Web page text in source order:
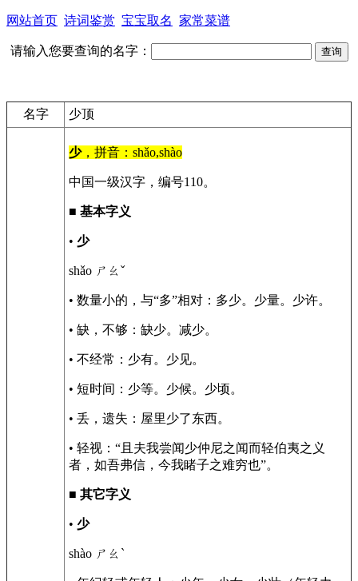
网站首页 诗词鉴赏 宝宝取名 家常菜谱
请输入您要查询的名字：
名字 少顶
少，拼音：shǎo,shào
中国一级汉字，编号110。
■ 基本字义
• 少
shǎo ㄕㄠˇ
• 数量小的，与“多”相对：多少。少量。少许。
• 缺，不够：缺少。减少。
• 不经常：少有。少见。
• 短时间：少等。少候。少顷。
• 丢，遗失：屋里少了东西。
• 轻视：“且夫我尝闻少仲尼之闻而轻伯夷之义
者，如吾弗信，今我睹子之难穷也”。
■ 其它字义
• 少
shào ㄕㄠˋ